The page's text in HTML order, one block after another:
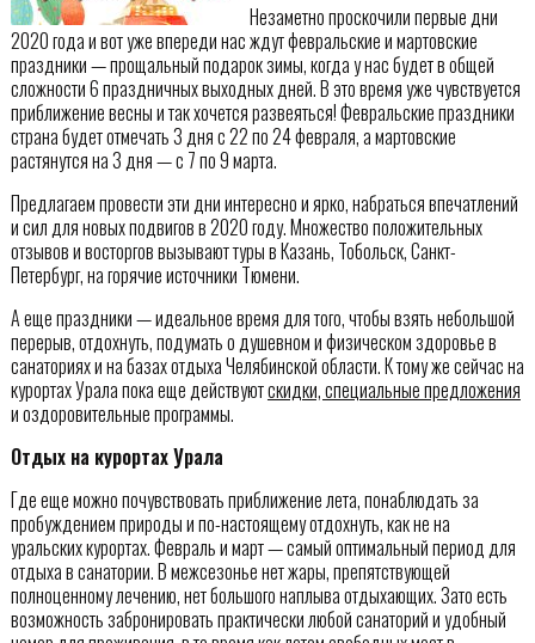
Незаметно проскочили первые дни
2020 года и вот уже впереди нас ждут февральские и мартовские
праздники — прощальный подарок зимы, когда у нас будет в общей
сложности 6 праздничных выходных дней. В это время уже чувствуется
приближение весны и так хочется развеяться! Февральские праздники
страна будет отмечать 3 дня с 22 по 24 февраля, а мартовские
растянутся на 3 дня — с 7 по 9 марта.
Предлагаем провести эти дни интересно и ярко, набраться впечатлений
и сил для новых подвигов в 2020 году. Множество положительных
отзывов и восторгов вызывают туры в Казань, Тобольск, Санкт-
Петербург, на горячие источники Тюмени.
А еще праздники — идеальное время для того, чтобы взять небольшой
перерыв, отдохнуть, подумать о душевном и физическом здоровье в
санаториях и на базах отдыха Челябинской области. К тому же сейчас на
курортах Урала пока еще действуютскидки, специальные предложения
и оздоровительные программы.
Отдых на курортах Урала
Где еще можно почувствовать приближение лета, понаблюдать за
пробуждением природы и по-настоящему отдохнуть, как не на
уральских курортах. Февраль и март — самый оптимальный период для
отдыха в санатории. В межсезонье нет жары, препятствующей
полноценному лечению, нет большого наплыва отдыхающих. Зато есть
возможность забронировать практически любой санаторий и удобный